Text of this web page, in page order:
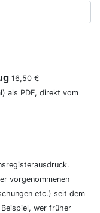
16,50 €
als PDF, direkt vom
vorgenommenen
etc.) seit dem
wer früher